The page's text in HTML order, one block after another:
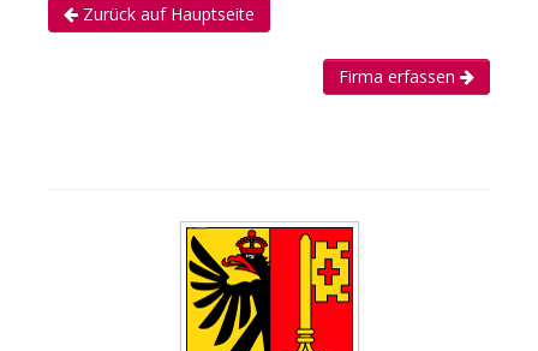
Zurück auf Hauptseite
Firma erfassen